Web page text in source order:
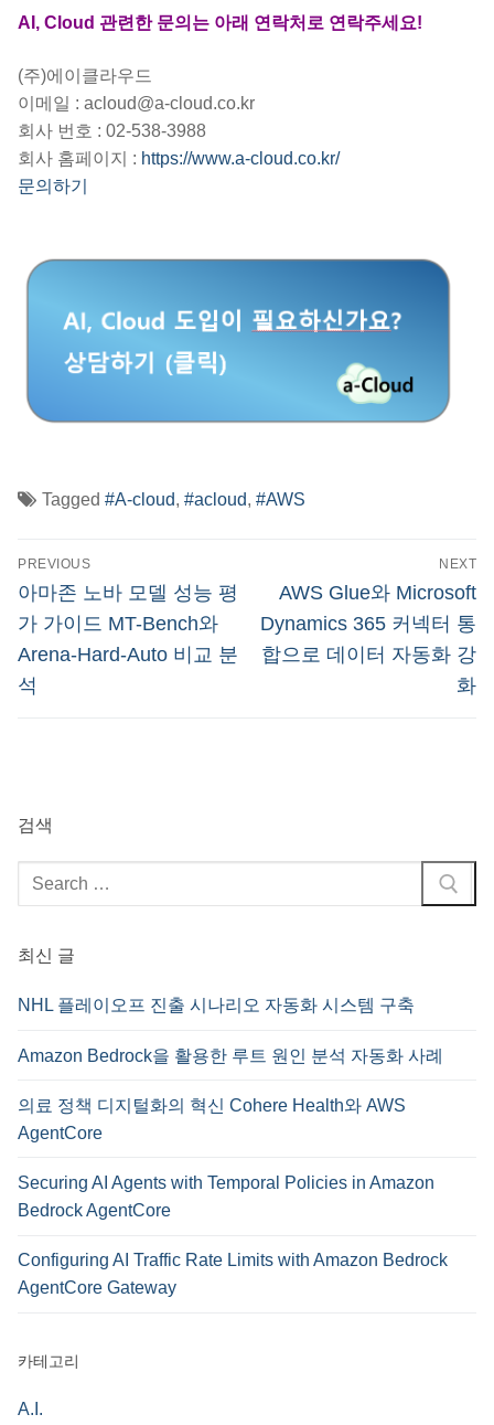
AI, Cloud 관련한 문의는 아래 연락처로 연락주세요!
(주)에이클라우드
이메일 : acloud@a-cloud.co.kr
회사 번호 : 02-538-3988
회사 홈페이지 : https://www.a-cloud.co.kr/
문의하기
Tagged #A-cloud, #acloud, #AWS
글
탐
색
PREVIOUS
Previous
post:
아마존 노바 모델 성능 평
가 가이드 MT-Bench와
Arena-Hard-Auto 비교 분
석
NEXT
Next
post:
AWS Glue와 Microsoft
Dynamics 365 커넥터 통
합으로 데이터 자동화 강
화
검색
검
색
최신 글
NHL 플레이오프 진출 시나리오 자동화 시스템 구축
Amazon Bedrock을 활용한 루트 원인 분석 자동화 사례
의료 정책 디지털화의 혁신 Cohere Health와 AWS
AgentCore
Securing AI Agents with Temporal Policies in Amazon
Bedrock AgentCore
Configuring AI Traffic Rate Limits with Amazon Bedrock
AgentCore Gateway
카테고리
A.I.